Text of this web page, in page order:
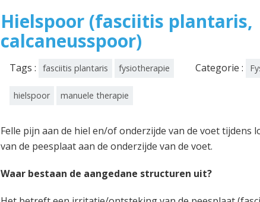
Hielspoor (fasciitis plantaris,
calcaneusspoor)
Tags : fasciitis plantaris fysiotherapie
hielspoor manuele therapie
Categorie :
Felle pijn aan de hiel en/of onderzijde van de voet
van de peesplaat aan de onderzijde van de voet.
Waar bestaan de aangedane structuren uit?